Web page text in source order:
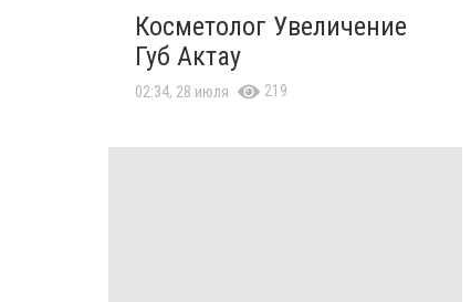
Косметолог Увеличение
Губ Актау
02:34, 28 июля 219